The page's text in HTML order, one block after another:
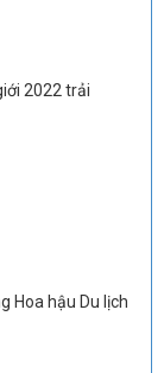
2022 trải
Hoa hậu Du lịch